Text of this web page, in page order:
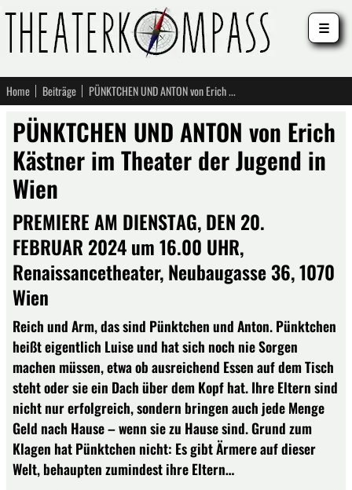
Home Beiträge PÜNKTCHEN UND ANTON von Erich Kästner im Theater der Jugend in Wien
PÜNKTCHEN UND ANTON von Erich
Kästner im Theater der Jugend in
Wien
PREMIERE AM DIENSTAG, DEN 20.
FEBRUAR 2024 um 16.00 UHR,
Renaissancetheater, Neubaugasse 36, 1070
Wien
Reich und Arm, das sind Pünktchen und Anton. Pünktchen
heißt eigentlich Luise und hat sich noch nie Sorgen
machen müssen, etwa ob ausreichend Essen auf dem Tisch
steht oder sie ein Dach über dem Kopf hat. Ihre Eltern sind
nicht nur erfolgreich, sondern bringen auch jede Menge
Geld nach Hause – wenn sie zu Hause sind. Grund zum
Klagen hat Pünktchen nicht: Es gibt Ärmere auf dieser
Welt, behaupten zumindest ihre Eltern…
☰